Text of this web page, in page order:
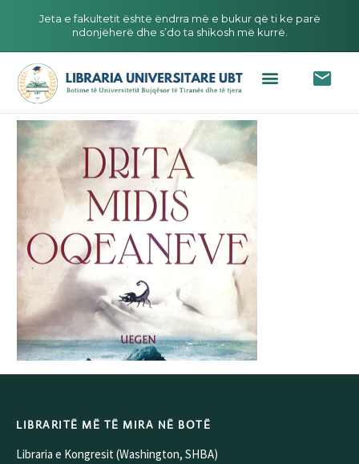
Jeta e fakultetit është ëndrra më e bukur që ti ke parë
ndonjëherë dhe s’do ta shikosh më kurrë.
LIBRARITË MË TË MIRA NË BOTË
Libraria e Kongresit (Washington, SHBA)